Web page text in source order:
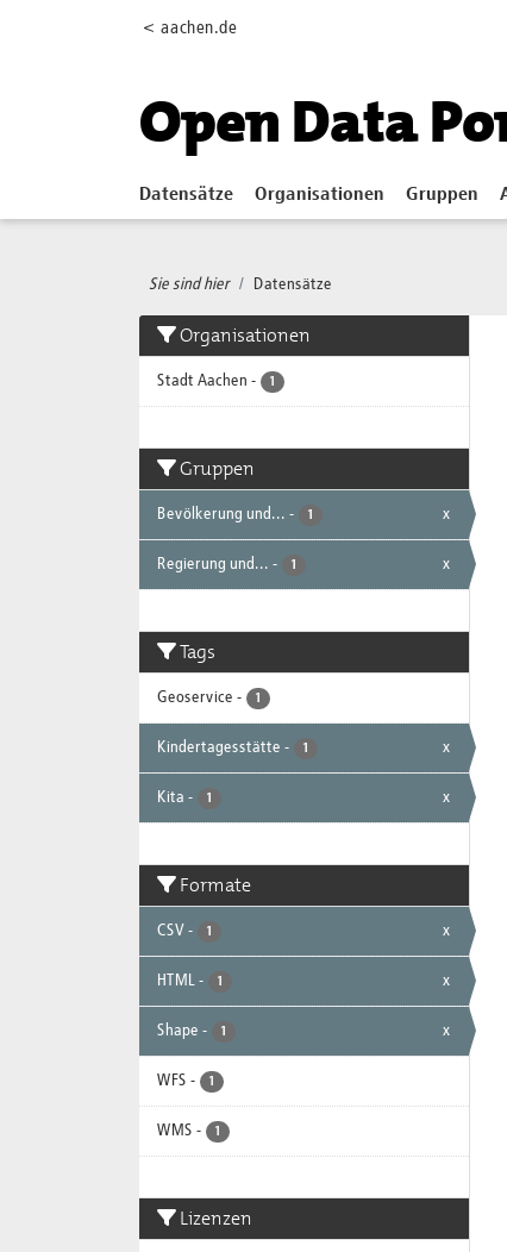
< aachen.de
Open Data
Datensätze Organisationen Gruppen
Sie sind hier Datensätze
Organisationen
Stadt Aachen - 1
Gruppen
Bevölkerung und... - 1 x
Regierung und... - 1 x
Tags
Geoservice - 1
Kindertagesstätte - 1 x
Kita - 1 x
Formate
CSV - 1 x
HTML - 1 x
Shape - 1 x
WFS - 1
WMS - 1
Lizenzen